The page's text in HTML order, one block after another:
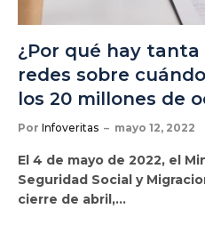
¿Por qué hay
redes sobre
los 20 millones de
Por Infoveritas mayo 12, 2022
El 4 de mayo de 2022, el
Seguridad Social y
cierre de abril,…